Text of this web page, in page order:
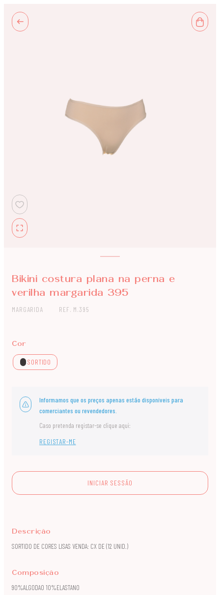
Bikini costura plana na perna e
verilha margarida 395
MARGARIDA REF. M.395
Cor
SORTIDO
Informamos que os preços apenas estão disponíveis para
comerciantes ou revendedores.
Caso pretenda registar-se clique aqui:
REGISTAR-ME
INICIAR SESSÃO
Descrição
SORTIDO DE CORES LISAS VENDA: CX DE (12 UNID.)
Composição
90%ALGODAO 10%ELASTANO